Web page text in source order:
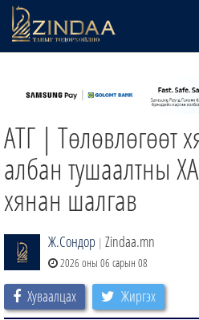
ТВ8
ӨГЛӨӨНИЙ СОНИН
АУДИО ЗОХИОЛ
АТГ | Төлөвлөгөөт
албан тушаалтны
хянан шалгав
Ж.Сондор | Zindaa.mn
2026 оны 06 сарын 08
Хуваалцах Жиргэх